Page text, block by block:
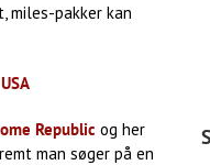
miles-pakker kan
Republic og her
man søger på en